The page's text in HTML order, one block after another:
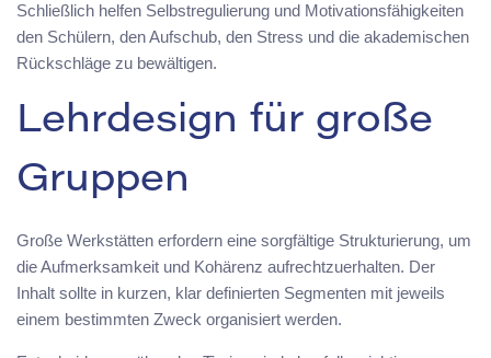
Schließlich helfen Selbstregulierung und Motivationsfähigkeiten
den Schülern, den Aufschub, den Stress und die akademischen
Rückschläge zu bewältigen.
Lehrdesign für große
Gruppen
Große Werkstätten erfordern eine sorgfältige Strukturierung, um
die Aufmerksamkeit und Kohärenz aufrechtzuerhalten. Der
Inhalt sollte in kurzen, klar definierten Segmenten mit jeweils
einem bestimmten Zweck organisiert werden.